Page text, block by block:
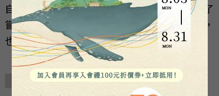
自西方引入以及日本本土的心理治療法。除了
嘗試脈絡性地理解心理治療的概念與實作外，
也強調東西方的比較。
相關著作